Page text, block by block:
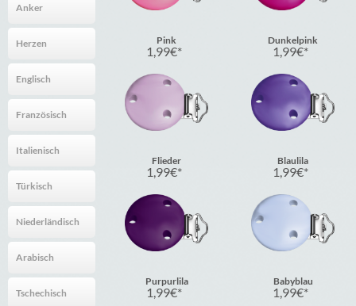
Anker
Herzen
Englisch
Französisch
Italienisch
Türkisch
Niederländisch
Arabisch
Tschechisch
Pink
1,99€
Dunkelpink
1,99€
Flieder
1,99€
Blaulila
1,99€
Purpurlila
1,99€
Babyblau
1,99€